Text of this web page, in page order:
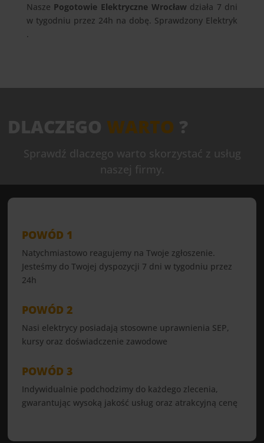
Nasze Pogotowie Elektryczne Wrocławdziała 7 dni
w tygodniu przez 24h na dobę. Sprawdzony Elektryk
.
DLACZEGO WARTO ?
Sprawdź dlaczego warto skorzystać z usług
naszej firmy.
POWÓD 1
Natychmiastowo reagujemy na Twoje zgłoszenie.
Jesteśmy do Twojej dyspozycji 7 dni w tygodniu przez
24h
POWÓD 2
Nasi elektrycy posiadają stosowne uprawnienia SEP,
kursy oraz doświadczenie zawodowe
POWÓD 3
Indywidualnie podchodzimy do każdego zlecenia,
gwarantując wysoką jakość usług oraz atrakcyjną cenę